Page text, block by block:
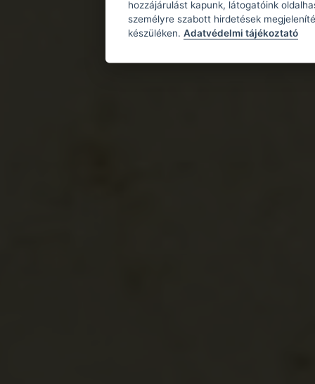
hozzájárulást kapunk, látogatóink
személyre szabott hirdetések
készüléken. Adatvédelmi tájékoztató